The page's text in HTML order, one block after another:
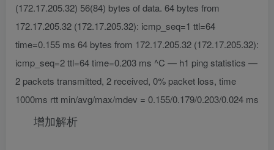
(172.17.205.32) 56(84) bytes of data. 64 bytes from
172.17.205.32 (172.17.205.32): icmp_seq=1 ttl=64
time=0.155 ms 64 bytes from 172.17.205.32 (172.17.205.32):
icmp_seq=2 ttl=64 time=0.203 ms ^C — h1 ping statistics —
2 packets transmitted, 2 received, 0% packet loss, time
1000ms rtt min/avg/max/mdev = 0.155/0.179/0.203/0.024 ms
增加解析